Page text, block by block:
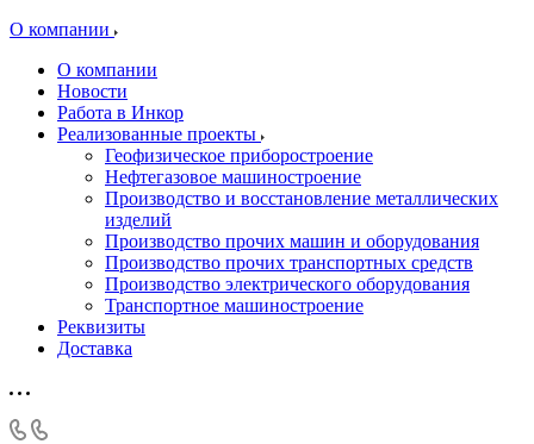
О компании
О компании
Новости
Работа в Инкор
Реализованные проекты
Геофизическое приборостроение
Нефтегазовое машиностроение
Производство и восстановление металлических
изделий
Производство прочих машин и оборудования
Производство прочих транспортных средств
Производство электрического оборудования
Транспортное машиностроение
Реквизиты
Доставка